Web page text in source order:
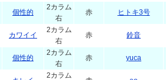
個性的
2カラム
右
赤 ヒトキ3号
カワイイ
2カラム
右
赤 鈴音
個性的
2カラム
右
赤 yuca
2カラム